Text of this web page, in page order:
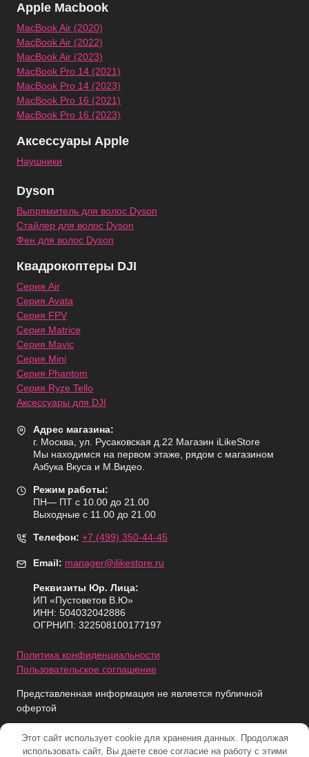
Apple Macbook
MacBook Air (2020)
MacBook Air (2022)
MacBook Air (2023)
MacBook Pro 14 (2021)
MacBook Pro 14 (2023)
MacBook Pro 16 (2021)
MacBook Pro 16 (2023)
Аксессуары Apple
Наушники
Dyson
Выпрямитель для волос Dyson
Стайлер для волос Dyson
Фен для волос Dyson
Квадрокоптеры DJI
Серия Air
Серия Avata
Серия FPV
Серия Matrice
Серия Mavic
Серия Mini
Серия Phantom
Серия Ryze Tello
Аксессуары для DJI
Адрес магазина:
г. Москва, ул. Русаковская д.22 Магазин iLikeStore
Мы находимся на первом этаже, рядом с магазином
Азбука Вкуса и М.Видео.
Режим работы:
ПН— ПТ с 10.00 до 21.00
Выходные с 11.00 до 21.00
Телефон: +7 (499) 350-44-45
Email: manager@ilikestore.ru
Реквизиты Юр. Лица:
ИП «Пуcтоветов В.Ю»
ИНН: 504032042886
ОГРНИП: 322508100177197
Политика конфиденциальности
Пользовательское соглашение
Представленная информация не является публичной
офертой
© 2026 iLikeStore - Продажа техники Apple в Москве и МО.
Этот сайт использует cookie для хранения данных. Продолжая
использовать сайт, Вы даете свое согласие на работу с этими